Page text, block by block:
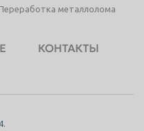
металлолома
КОНТАКТЫ